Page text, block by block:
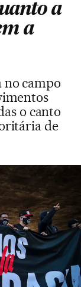
a
a
campo
o canto
de